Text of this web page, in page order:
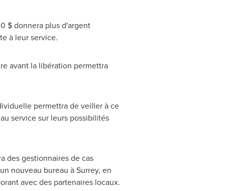
$ donnera plus d'argent
à leur service.
avant la libération permettra
permettra de veiller à ce
service sur leurs possibilités
des gestionnaires de cas
nouveau bureau àSurrey, en
avec des partenaires locaux.